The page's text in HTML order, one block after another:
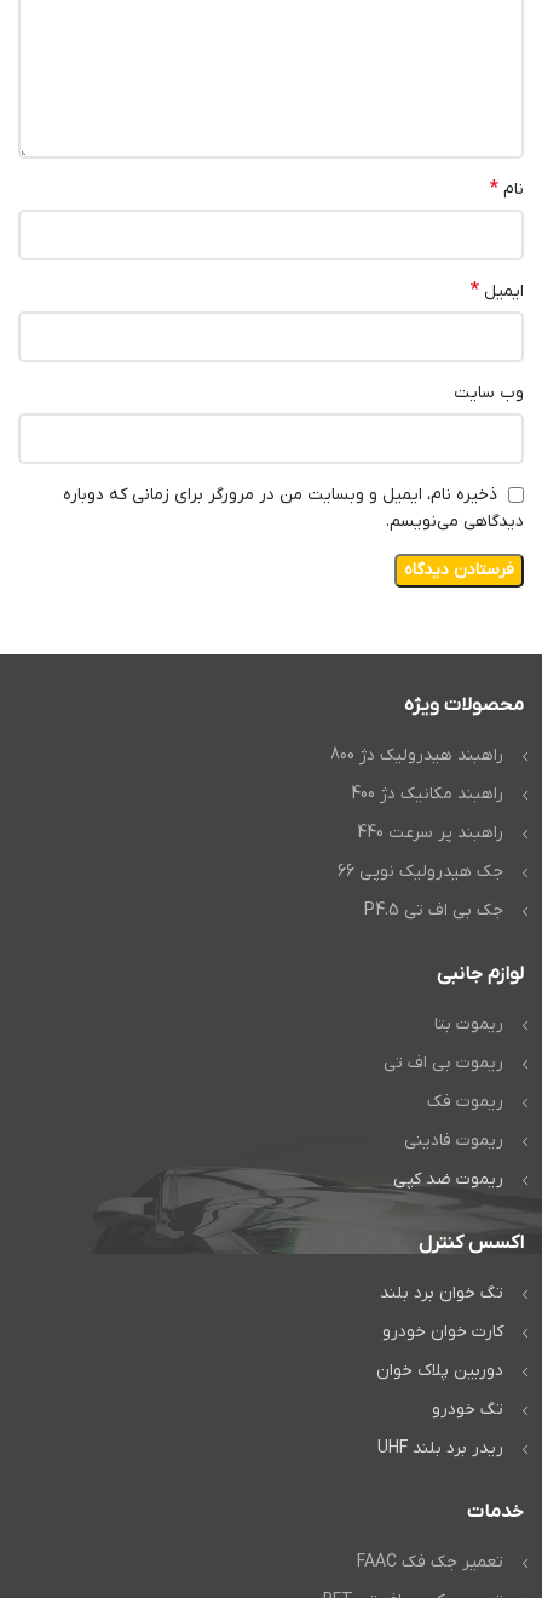
نام *
ایمیل *
وب‌ سایت
ذخیره نام، ایمیل و وبسایت من در مرورگر برای زمانی که دوباره
دیدگاهی می‌نویسم.
محصولات ویژه
راهبند هیدرولیک دژ 800
راهبند مکانیک دژ 400
راهبند پر سرعت 440
جک هیدرولیک نوپی 66
جک بی اف تی P4.5
لوازم جانبی
ریموت بتا
ریموت بی اف تی
ریموت فک
ریموت فادینی
ریموت ضد کپی
اکسس کنترل
تگ خوان برد بلند
کارت خوان خودرو
دوربین پلاک خوان
تگ خودرو
ریدر برد بلند UHF
خدمات
تعمیر جک فک FAAC